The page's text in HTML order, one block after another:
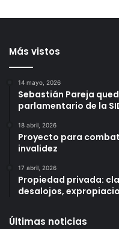
Más vistos
14 mayo, 2026
Sebastián Pareja
parlamentario de la
18 abril, 2026
Proyecto para
invalidez
17 abril, 2026
Propiedad privada:
desalojos,
Últimas noticias